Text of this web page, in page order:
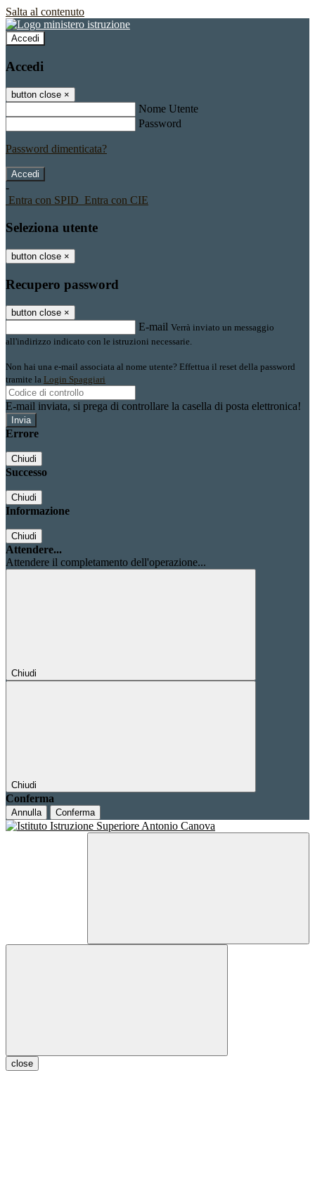
Salta al contenuto
Accedi
Accedi
button close ×
Nome Utente
Password
Password dimenticata?
-
Entra con SPID Entra con CIE
Seleziona utente
button close ×
Recupero password
button close ×
E-mail Verrà inviato un messaggio
all'indirizzo indicato con le istruzioni necessarie.
Non hai una e-mail associata al nome utente? Effettua il reset della password
tramite la Login Spaggiari
E-mail inviata, si prega di controllare la casella di posta elettronica!
Errore
Chiudi
Successo
Chiudi
Informazione
Chiudi
Attendere...
Attendere il completamento dell'operazione...
Chiudi
Chiudi
Conferma
Annulla Conferma
close